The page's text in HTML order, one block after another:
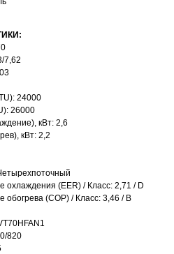
7,62
24000
26000
кВт: 2,6
кВт: 2,2
охлаждения (EER) / Класс: 2,71 / D
(COP) / Класс: 3,46 / В
820